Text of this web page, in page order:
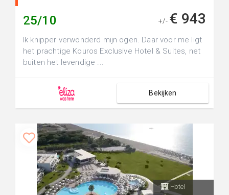
25/10 +/- € 943
Ik knipper verwonderd mijn ogen. Daar voor me ligt
het prachtige Kouros Exclusive Hotel & Suites, net
buiten het levendige ...
Bekijken
Hotel